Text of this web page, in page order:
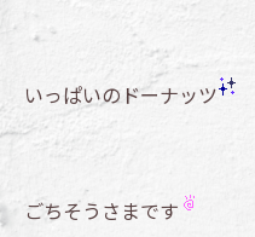
いっぱいのドーナッツ
ごちそうさまです